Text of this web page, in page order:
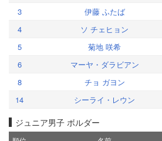
3
伊藤 ふたば
4
ソ チェヒョン
5
菊地 咲希
6
マーヤ・ダラビアン
8
チョ ガヨン
14
シーライ・レウン
ジュニア男子 ボルダー